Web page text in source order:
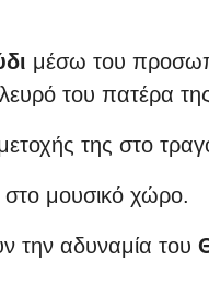
μέσω του
του πατέρα
της στο
στο μουσικό χώρο.
την αδυναμία του